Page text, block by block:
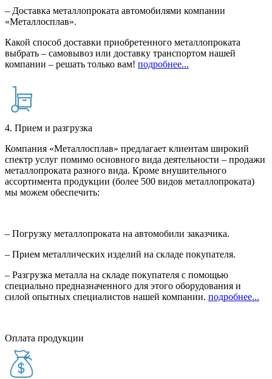
– Доставка металлопроката автомобилями компании
«Металлосплав».
Какой способ доставки приобретенного металлопроката
выбрать – самовывоз или доставку транспортом нашей
компании – решать только вам! подробнее...
4. Прием и разгрузка
Компания «Металлосплав» предлагает клиентам широкий
спектр услуг помимо основного вида деятельности – продажи
металлопроката разного вида. Кроме внушительного
ассортимента продукции (более 500 видов металлопроката)
мы можем обеспечить:
– Погрузку металлопроката на автомобили заказчика.
– Прием металлических изделий на складе покупателя.
– Разгрузка металла на складе покупателя с помощью
специально предназначенного для этого оборудования и
силой опытных специалистов нашей компании. подробнее...
Оплата продукции